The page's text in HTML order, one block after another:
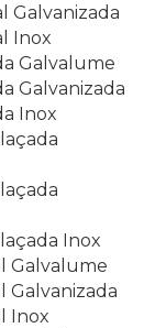
Galvanizada
Inox
Galvalume
Galvanizada
Inox
Inox
Galvalume
Galvanizada
Inox